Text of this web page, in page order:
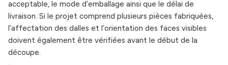
acceptable, le mode d’emballage ainsi que le délai de
livraison. Si le projet comprend plusieurs pièces fabriquées,
l’affectation des dalles et l’orientation des faces visibles
doivent également être vérifiées avant le début de la
découpe.